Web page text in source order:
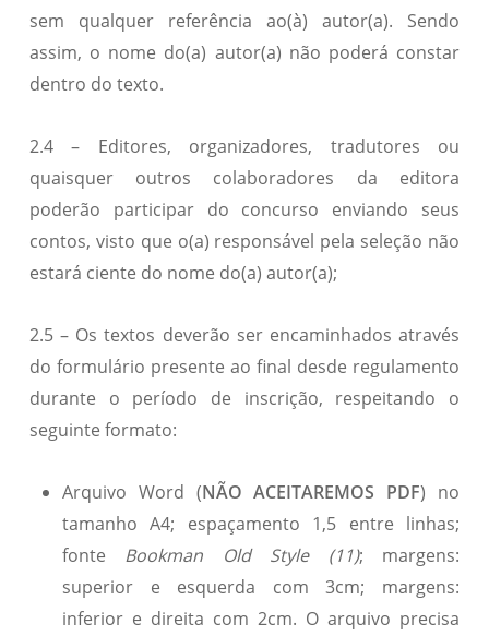
sem qualquer referência ao(à) autor(a). Sendo
assim, o nome do(a) autor(a) não poderá constar
dentro do texto.
2.4 – Editores, organizadores, tradutores ou
quaisquer outros colaboradores da editora
poderão participar do concurso enviando seus
contos, visto que o(a) responsável pela seleção não
estará ciente do nome do(a) autor(a);
2.5 – Os textos deverão ser encaminhados através
do formulário presente ao final desde regulamento
durante o período de inscrição, respeitando o
seguinte formato:
Arquivo Word (NÃO ACEITAREMOS PDF) no
tamanho A4; espaçamento 1,5 entre linhas;
fonte Bookman Old Style (11); margens:
superior e esquerda com 3cm; margens:
inferior e direita com 2cm. O arquivo precisa